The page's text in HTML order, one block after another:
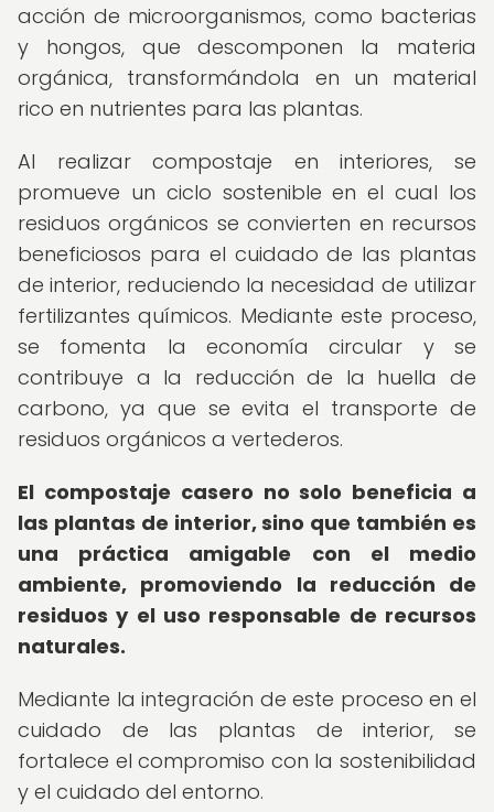
acción de microorganismos, como bacterias
y hongos, que descomponen la materia
orgánica, transformándola en un material
rico en nutrientes para las plantas.
Al realizar compostaje en interiores, se
promueve un ciclo sostenible en el cual los
residuos orgánicos se convierten en recursos
beneficiosos para el cuidado de las plantas
de interior, reduciendo la necesidad de utilizar
fertilizantes químicos. Mediante este proceso,
se fomenta la economía circular y se
contribuye a la reducción de la huella de
carbono, ya que se evita el transporte de
residuos orgánicos a vertederos.
El compostaje casero no solo beneficia a
las plantas de interior, sino que también es
una práctica amigable con el medio
ambiente, promoviendo la reducción de
residuos y el uso responsable de recursos
naturales.
Mediante la integración de este proceso en el
cuidado de las plantas de interior, se
fortalece el compromiso con la sostenibilidad
y el cuidado del entorno.